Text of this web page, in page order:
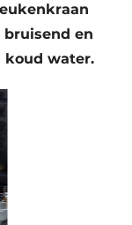
en
koud water.